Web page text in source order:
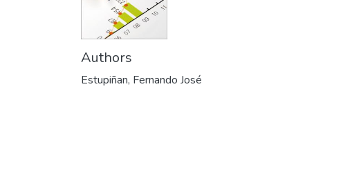
Authors
Estupiñan, Fernando José